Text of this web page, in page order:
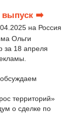
➡️
на Россия
Ольги
за 18 апреля
территорий»
о сделке по